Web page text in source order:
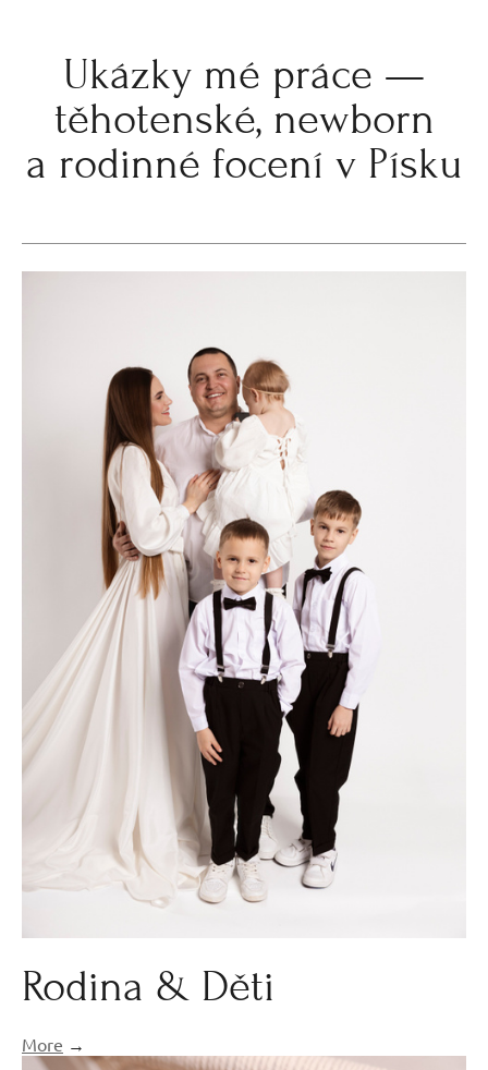
Ukázky mé práce —
těhotenské, newborn
a rodinné focení v Písku
Rodina & Děti
More →